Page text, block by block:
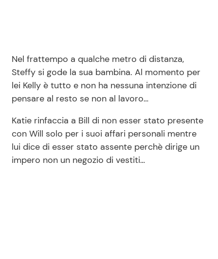
Nel frattempo a qualche metro di distanza,
Steffy si gode la sua bambina. Al momento per
lei Kelly è tutto e non ha nessuna intenzione di
pensare al resto se non al lavoro…
Katie rinfaccia a Bill di non esser stato presente
con Will solo per i suoi affari personali mentre
lui dice di esser stato assente perchè dirige un
impero non un negozio di vestiti…